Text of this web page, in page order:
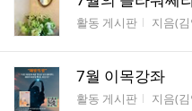
게시판명
활동 게시판 작성자
지음(
7월 이목강좌
게시판명
활동 게시판 작성자
지음(